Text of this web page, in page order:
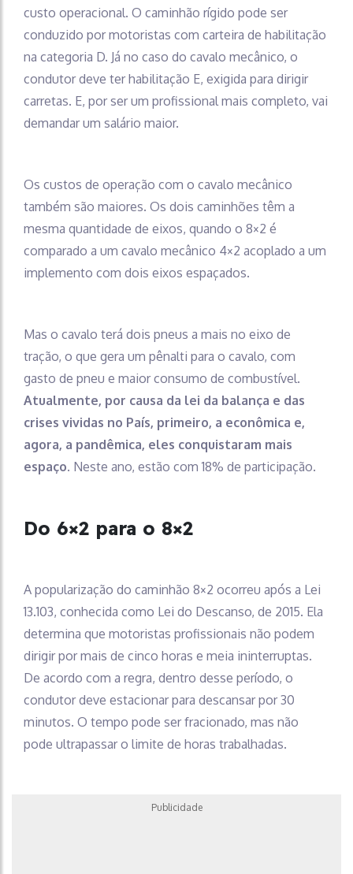
custo operacional. O caminhão rígido pode ser
conduzido por motoristas com carteira de habilitação
na categoria D. Já no caso do cavalo mecânico, o
condutor deve ter habilitação E, exigida para dirigir
carretas. E, por ser um profissional mais completo, vai
demandar um salário maior.
Os custos de operação com o cavalo mecânico
também são maiores. Os dois caminhões têm a
mesma quantidade de eixos, quando o 8×2 é
comparado a um cavalo mecânico 4×2 acoplado a um
implemento com dois eixos espaçados.
Mas o cavalo terá dois pneus a mais no eixo de
tração, o que gera um pênalti para o cavalo, com
gasto de pneu e maior consumo de combustível.
Atualmente, por causa da lei da balança e das
crises vividas no País, primeiro, a econômica e,
agora, a pandêmica, eles conquistaram mais
espaço. Neste ano, estão com 18% de participação.
Do 6×2 para o 8×2
A popularização do caminhão 8×2 ocorreu após a Lei
13.103, conhecida como Lei do Descanso, de 2015. Ela
determina que motoristas profissionais não podem
dirigir por mais de cinco horas e meia ininterruptas.
De acordo com a regra, dentro desse período, o
condutor deve estacionar para descansar por 30
minutos. O tempo pode ser fracionado, mas não
pode ultrapassar o limite de horas trabalhadas.
Publicidade